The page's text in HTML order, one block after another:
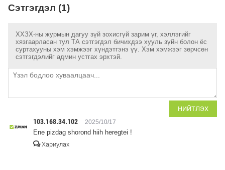
Сэтгэгдэл (1)
ХХЗХ-ны журмын дагуу зүй зохисгүй зарим үг, хэллэгийг
хязгаарласан тул ТА сэтгэгдэл бичихдээ хууль зүйн болон ёс
суртахууны хэм хэмжээг хүндэтгэнэ үү. Хэм хэмжээг зөрчсөн
сэтгэгдэлийг админ устгах эрхтэй.
НИЙТЛЭХ
103.168.34.102 2025/10/17
Ene pizdag shorond hiih heregtei !
Хариулах